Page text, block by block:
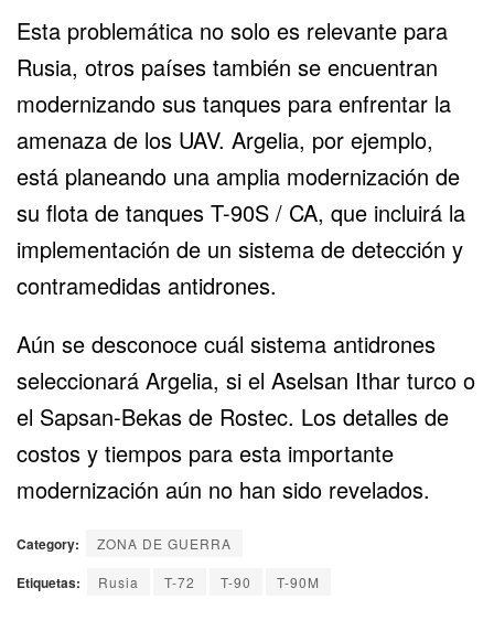
Esta problemática no solo es relevante para
Rusia, otros países también se encuentran
modernizando sus tanques para enfrentar la
amenaza de los UAV. Argelia, por ejemplo,
está planeando una amplia modernización de
su flota de tanques T-90S / CA, que incluirá la
implementación de un sistema de detección y
contramedidas antidrones.
Aún se desconoce cuál sistema antidrones
seleccionará Argelia, si el Aselsan Ithar turco o
el Sapsan-Bekas de Rostec. Los detalles de
costos y tiempos para esta importante
modernización aún no han sido revelados.
Category: ZONA DE GUERRA
Etiquetas: Rusia T-72 T-90 T-90M